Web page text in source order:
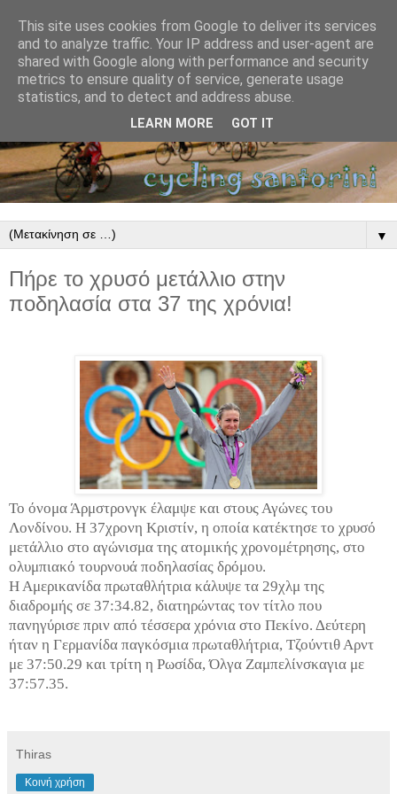
▼
Πήρε το χρυσό μετάλλιο στην
ποδηλασία στα 37 της χρόνια!
Το όνομα Άρμστρονγκ έλαμψε και στους Αγώνες του
Λονδίνου. Η 37χρονη Κριστίν, η οποία κατέκτησε το χρυσό
μετάλλιο στο αγώνισμα της ατομικής χρονομέτρησης, στο
ολυμπιακό τουρνουά ποδηλασίας δρόμου.
Η Αμερικανίδα πρωταθλήτρια κάλυψε τα 29χλμ της
διαδρομής σε 37:34.82, διατηρώντας τον τίτλο που
πανηγύρισε πριν από τέσσερα χρόνια στο Πεκίνο. Δεύτερη
ήταν η Γερμανίδα παγκόσμια πρωταθλήτρια, Τζούντιθ Αρντ
με 37:50.29 και τρίτη η Ρωσίδα, Όλγα Ζαμπελίνσκαγια με
37:57.35.
Thiras
Κοινή χρήση
This site uses cookies from Google to deliver its services
and to analyze traffic. Your IP address and user-agent are
shared with Google along with performance and security
metrics to ensure quality of service, generate usage
statistics, and to detect and address abuse.
LEARN MORE GOT IT